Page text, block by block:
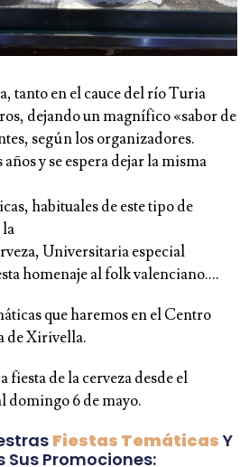
tanto en el cauce del río Turia
dejando un magnífico «sabor de
según los organizadores.
y se espera dejar la misma
habituales de este tipo de
la
Universitaria especial
homenaje al folk valenciano….
que haremos en elCentro
deXirivella.
fiesta de la cervezadesde el
domingo 6 de mayo.
Fiestas Temáticas Y
Promociones: